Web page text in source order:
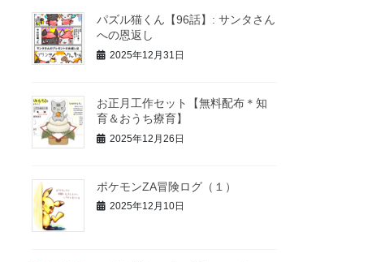
パズル猫くん【96話】: サンタさん
への恩返し
2025年12月31日
お正月工作セット【無料配布＊知
育＆おうち療育】
2025年12月26日
ポケモンZA冒険ログ（１）
2025年12月10日